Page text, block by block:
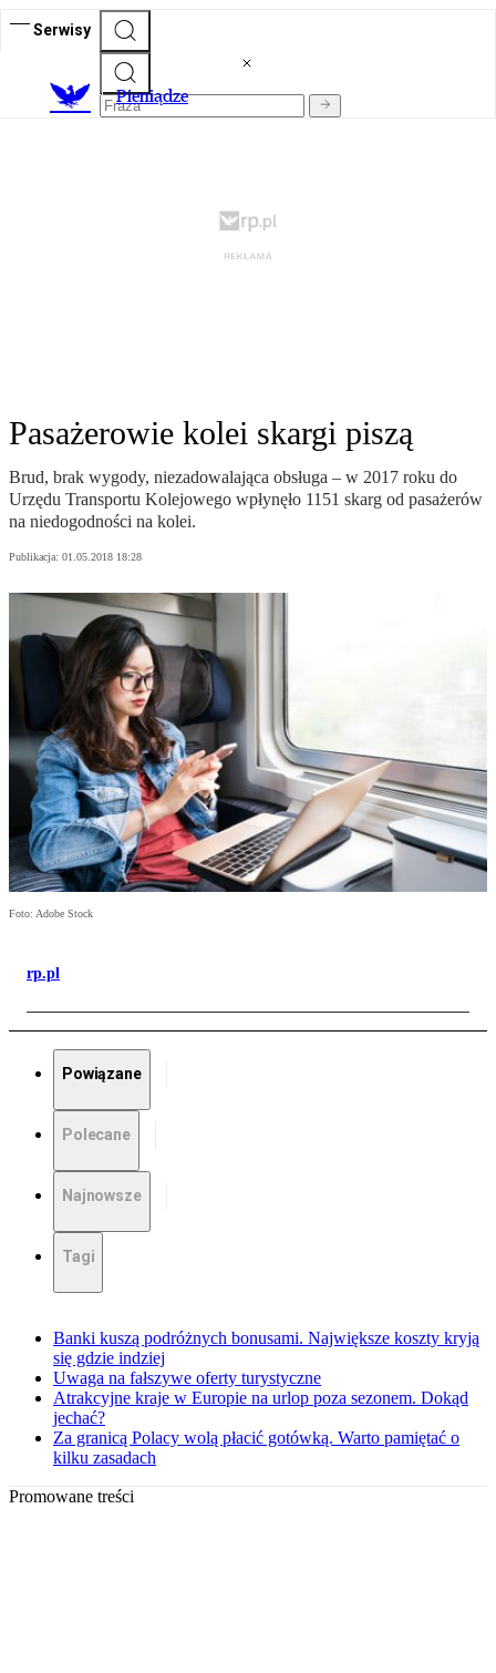
Serwisy
Pieniądze
Pasażerowie kolei skargi piszą
Brud, brak wygody, niezadowalająca obsługa – w 2017 roku do
Urzędu Transportu Kolejowego wpłynęło 1151 skarg od pasażerów
na niedogodności na kolei.
Publikacja: 01.05.2018 18:28
Foto: Adobe Stock
rp.pl
Powiązane
Polecane
Najnowsze
Tagi
Banki kuszą podróżnych bonusami. Największe koszty kryją
się gdzie indziej
Uwaga na fałszywe oferty turystyczne
Atrakcyjne kraje w Europie na urlop poza sezonem. Dokąd
jechać?
Za granicą Polacy wolą płacić gotówką. Warto pamiętać o
kilku zasadach
Promowane treści